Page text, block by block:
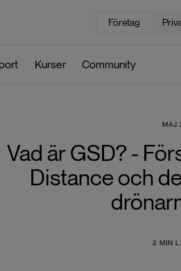
Företag
Kurser Community
MAJ
Vad är GSD? -
Distance och
2 MIN